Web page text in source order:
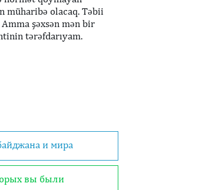
müharibə olacaq. Təbii
şəxsən mən bir
tərəfdarıyam.
и мира
вы были